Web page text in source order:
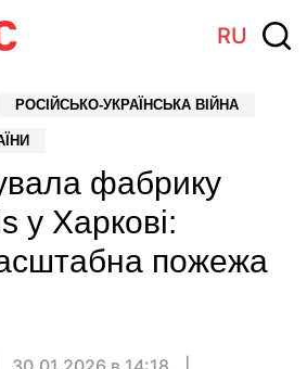
RU
РОСІЙСЬКО-УКРАЇНСЬКА ВІЙНА
фабрику
у Харкові:
пожежа